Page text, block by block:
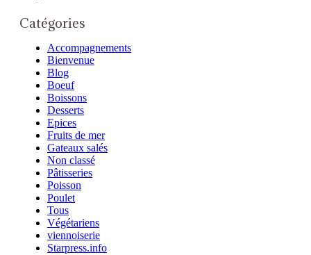
Catégories
Accompagnements
Bienvenue
Blog
Boeuf
Boissons
Desserts
Epices
Fruits de mer
Gateaux salés
Non classé
Pâtisseries
Poisson
Poulet
Tous
Végétariens
viennoiserie
Starpress.info